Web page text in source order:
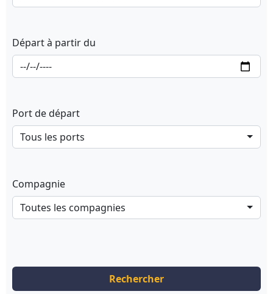
Départ à partir du
Port de départ
Tous les ports
Compagnie
Toutes les compagnies
Rechercher